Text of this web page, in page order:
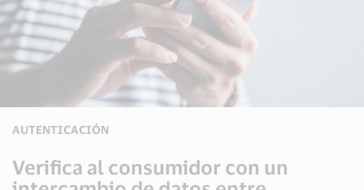
AUTENTICACIÓN
Verifica al consumidor con un